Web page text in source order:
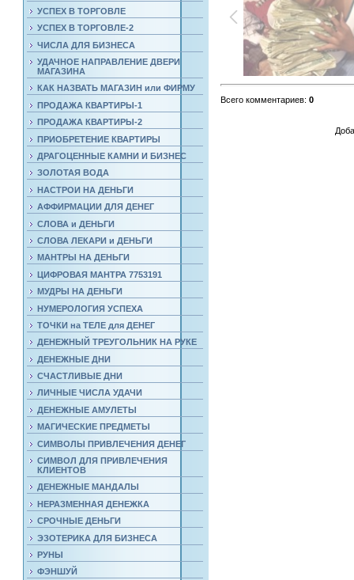
УСПЕХ В ТОРГОВЛЕ
УСПЕХ В ТОРГОВЛЕ-2
ЧИСЛА ДЛЯ БИЗНЕСА
УДАЧНОЕ НАПРАВЛЕНИЕ ДВЕРИ
МАГАЗИНА
КАК НАЗВАТЬ МАГАЗИН или ФИРМУ
ПРОДАЖА КВАРТИРЫ-1
ПРОДАЖА КВАРТИРЫ-2
ПРИОБРЕТЕНИЕ КВАРТИРЫ
ДРАГОЦЕННЫЕ КАМНИ И БИЗНЕС
ЗОЛОТАЯ ВОДА
НАСТРОИ НА ДЕНЬГИ
АФФИРМАЦИИ ДЛЯ ДЕНЕГ
СЛОВА и ДЕНЬГИ
СЛОВА ЛЕКАРИ и ДЕНЬГИ
МАНТРЫ НА ДЕНЬГИ
ЦИФРОВАЯ МАНТРА 7753191
МУДРЫ НА ДЕНЬГИ
НУМЕРОЛОГИЯ УСПЕХА
ТОЧКИ на ТЕЛЕ для ДЕНЕГ
ДЕНЕЖНЫЙ ТРЕУГОЛЬНИК НА РУКЕ
ДЕНЕЖНЫЕ ДНИ
СЧАСТЛИВЫЕ ДНИ
ЛИЧНЫЕ ЧИСЛА УДАЧИ
ДЕНЕЖНЫЕ АМУЛЕТЫ
МАГИЧЕСКИЕ ПРЕДМЕТЫ
СИМВОЛЫ ПРИВЛЕЧЕНИЯ ДЕНЕГ
СИМВОЛ ДЛЯ ПРИВЛЕЧЕНИЯ
КЛИЕНТОВ
ДЕНЕЖНЫЕ МАНДАЛЫ
НЕРАЗМЕННАЯ ДЕНЕЖКА
СРОЧНЫЕ ДЕНЬГИ
ЭЗОТЕРИКА ДЛЯ БИЗНЕСА
РУНЫ
ФЭНШУЙ
Всего комментариев:0